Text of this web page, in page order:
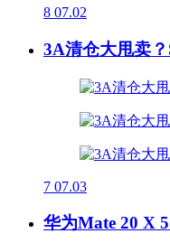
8 07.02
3A清仓大甩卖
7 07.03
华为Mate 20 X